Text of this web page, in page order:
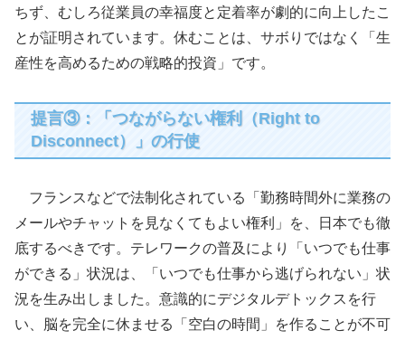
ちず、むしろ従業員の幸福度と定着率が劇的に向上したこ
とが証明されています。休むことは、サボりではなく「生
産性を高めるための戦略的投資」です。
提言③：「つながらない権利（Right to
Disconnect）」の行使
フランスなどで法制化されている「勤務時間外に業務の
メールやチャットを見なくてもよい権利」を、日本でも徹
底するべきです。テレワークの普及により「いつでも仕事
ができる」状況は、「いつでも仕事から逃げられない」状
況を生み出しました。意識的にデジタルデトックスを行
い、脳を完全に休ませる「空白の時間」を作ることが不可